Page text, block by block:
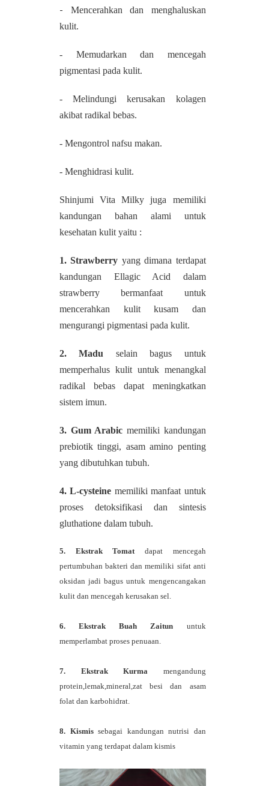
-
Mencerahkan dan menghaluskan
kulit.
- Memudarkan dan mencegah
pigmentasi pada kulit.
- Melindungi kerusakan kolagen
akibat radikal bebas.
- Mengontrol nafsu makan.
- Menghidrasi kulit.
Shinjumi Vita Milky juga memiliki
kandungan bahan alami untuk
kesehatan kulit yaitu :
1. Strawberry yang dimana terdapat
kandungan Ellagic Acid dalam
strawberry bermanfaat untuk
mencerahkan kulit kusam dan
mengurangi pigmentasi pada kulit.
2. Madu selain bagus untuk
memperhalus kulit untuk menangkal
radikal bebas dapat meningkatkan
sistem imun.
3. Gum Arabic memiliki kandungan
prebiotik tinggi, asam amino penting
yang dibutuhkan tubuh.
4. L-cysteine memiliki manfaat untuk
proses detoksifikasi dan sintesis
gluthatione dalam tubuh.
5. Ekstrak Tomat dapat mencegah
pertumbuhan bakteri dan memiliki sifat anti
oksidan jadi bagus untuk mengencangakan
kulit dan mencegah kerusakan sel.
6. Ekstrak Buah Zaitun untuk
memperlambat proses penuaan.
7. Ekstrak Kurma mengandung
protein,lemak,mineral,zat besi dan asam
folat dan karbohidrat.
8. Kismissebagai kandungan nutrisi dan
vitamin yang terdapat dalam kismis